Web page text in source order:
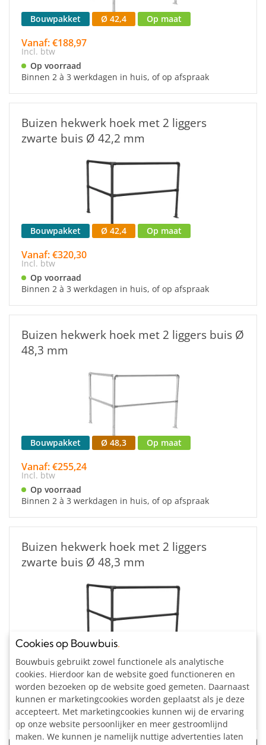
Bouwpakket Ø 42,4 Op maat
Vanaf: €188,97
Incl. btw
Op voorraad
Binnen 2 à 3 werkdagen in huis, of op afspraak
Buizen hekwerk hoek met 2 liggers
zwarte buis Ø 42,2 mm
Bouwpakket Ø 42,4 Op maat
Vanaf: €320,30
Incl. btw
Op voorraad
Binnen 2 à 3 werkdagen in huis, of op afspraak
Buizen hekwerk hoek met 2 liggers buis Ø
48,3 mm
Bouwpakket Ø 48,3 Op maat
Vanaf: €255,24
Incl. btw
Op voorraad
Binnen 2 à 3 werkdagen in huis, of op afspraak
Buizen hekwerk hoek met 2 liggers
zwarte buis Ø 48,3 mm
Vanaf: €348,56
Incl. btw
Op voorraad
Binnen 2 à 3 werkdagen in huis, of op afspraak
Cookies op Bouwbuis.
Bouwbuis gebruikt zowel functionele als analytische
cookies. Hierdoor kan de website goed functioneren en
worden bezoeken op de website goed gemeten. Daarnaast
kunnen er marketingcookies worden geplaatst als je deze
accepteert. Met marketingcookies kunnen wij de ervaring
op onze website persoonlijker en meer gestroomlijnd
maken. We kunnen je namelijk nuttige advertenties laten